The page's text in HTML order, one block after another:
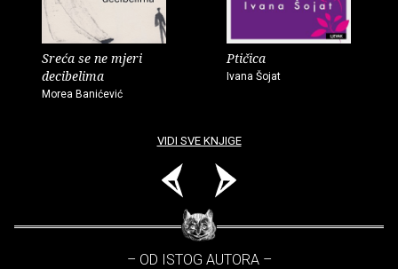
Sreća se ne mjeri
decibelima
Morea Banićević
Ptičica
Ivana Šojat
VIDI SVE KNJIGE
– OD ISTOG AUTORA –